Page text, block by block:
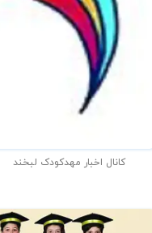
کانال اخبار مهدکودک لبخند